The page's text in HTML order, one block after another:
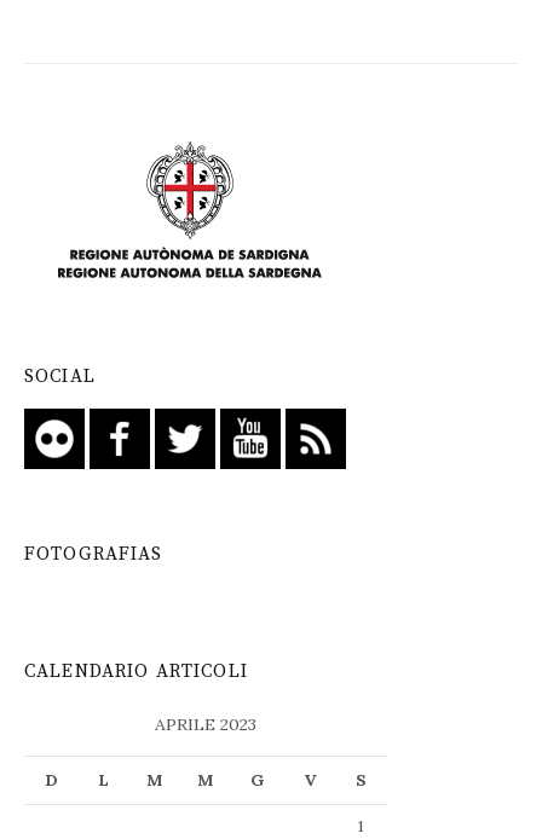
SOCIAL
FOTOGRAFIAS
CALENDARIO ARTICOLI
APRILE 2023
D L M M G V S
1